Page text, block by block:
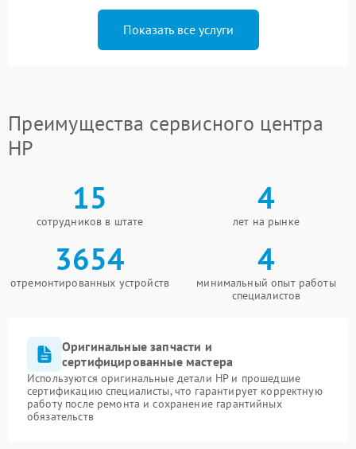
Показать все услуги
Преимущества сервисного центра
HP
15
сотрудников в штате
4
лет на рынке
3654
отремонтированных устройств
4
минимальный опыт работы
специалистов
Оригинальные запчасти и
сертифицированные мастера
Используются оригинальные детали HP и прошедшие
сертификацию специалисты, что гарантирует корректную
работу после ремонта и сохранение гарантийных
обязательств